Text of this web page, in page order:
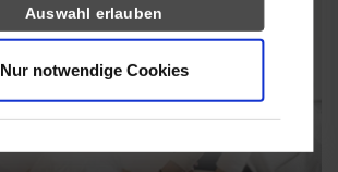
Auswahl erlauben
Nur notwendige Cookies